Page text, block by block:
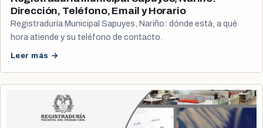
Dirección, Teléfono, Email y Horario
Registraduría Municipal Sapuyes, Nariño: dónde está, a qué
hora atiende y su teléfono de contacto.
Leer más →